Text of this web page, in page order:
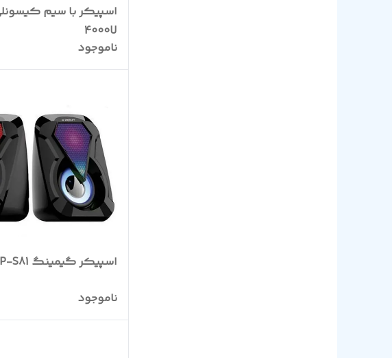
4000U
ناموجود
اسپیکر گیمینگ XP-S81
ناموجود